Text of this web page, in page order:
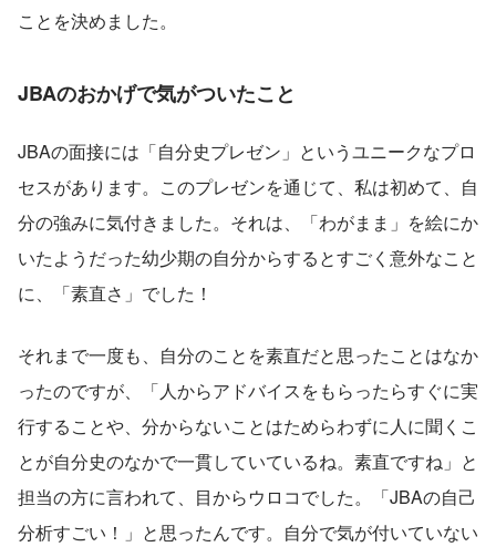
ことを決めました。
JBAのおかげで気がついたこと
JBAの面接には「自分史プレゼン」というユニークなプロ
セスがあります。このプレゼンを通じて、私は初めて、自
分の強みに気付きました。それは、「わがまま」を絵にか
いたようだった幼少期の自分からするとすごく意外なこと
に、「素直さ」でした！
それまで一度も、自分のことを素直だと思ったことはなか
ったのですが、「人からアドバイスをもらったらすぐに実
行することや、分からないことはためらわずに人に聞くこ
とが自分史のなかで一貫していているね。素直ですね」と
担当の方に言われて、目からウロコでした。「JBAの自己
分析すごい！」と思ったんです。自分で気が付いていない